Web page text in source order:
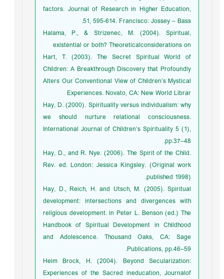
factors. Journal of Research in Higher Education,
51, 595-614. Francisco: Jossey – Bass.
Halama, P., & Strizenec, M. (2004). Spiritual,
existential or both? Theoreticalconsiderations on
Hart, T. (2003). The Secret Spiritual World of
Children: A Breakthrough Discovery that Profoundly
Alters Our Conventional View of Children’s Mystical
Experiences. Novato, CA: New World Librar
Hay, D. (2000). Spirituality versus individualism: why
we should nurture relational consciousness.
International Journal of Children’s Spirituality 5 (1),
pp.37–48.
Hay, D., and R. Nye. (2006). The Spirit of the Child.
Rev. ed. London: Jessica Kingsley. (Original work
published 1998).
Hay, D., Reich, H. and Utsch, M. (2005). Spiritual
development: intersections and divergences with
religious development. in Peter L. Benson (ed.) The
Handbook of Spiritual Development in Childhood
and Adolescence. Thousand Oaks, CA: Sage
Publications, pp.46–59.
Heim Brock, H. (2004). Beyond Secularization:
Experiences of the Sacred ineducation, Journalof